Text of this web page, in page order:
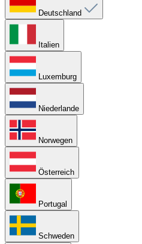
Deutschland
Italien
Luxemburg
Niederlande
Norwegen
Österreich
Portugal
Schweden